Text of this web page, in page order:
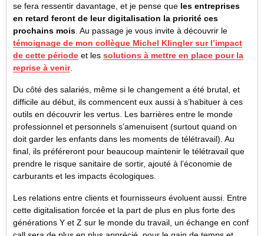
se fera ressentir davantage, et je pense que les entreprises
en retard feront de leur digitalisation la priorité ces
prochains mois . Au passage je vous invite à découvrir le
témoignage de mon collègue Michel Klingler sur l’impact
de cette période et les solutions à mettre en place pour la
reprise à venir.
Du côté des salariés, même si le changement a été brutal, et
difficile au début, ils commencent eux aussi à s’habituer à ces
outils en découvrir les vertus. Les barrières entre le monde
professionnel et personnels s’amenuisent (surtout quand on
doit garder les enfants dans les moments de télétravail). Au
final, ils préféreront pour beaucoup maintenir le télétravail que
prendre le risque sanitaire de sortir, ajouté à l’économie de
carburants et les impacts écologiques.
Les relations entre clients et fournisseurs évoluent aussi. Entre
cette digitalisation forcée et la part de plus en plus forte des
générations Y et Z sur le monde du travail, un échange en conf